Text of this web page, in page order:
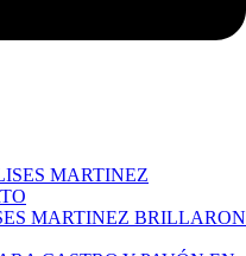
MARTINEZ BRILLARON